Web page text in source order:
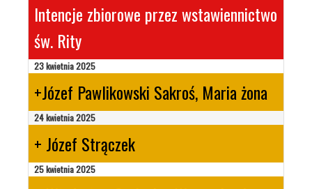
Intencje zbiorowe przez wstawiennictwo
św. Rity
23 kwietnia 2025
+Józef Pawlikowski Sakroś, Maria żona
24 kwietnia 2025
+ Józef Strączek
25 kwietnia 2025